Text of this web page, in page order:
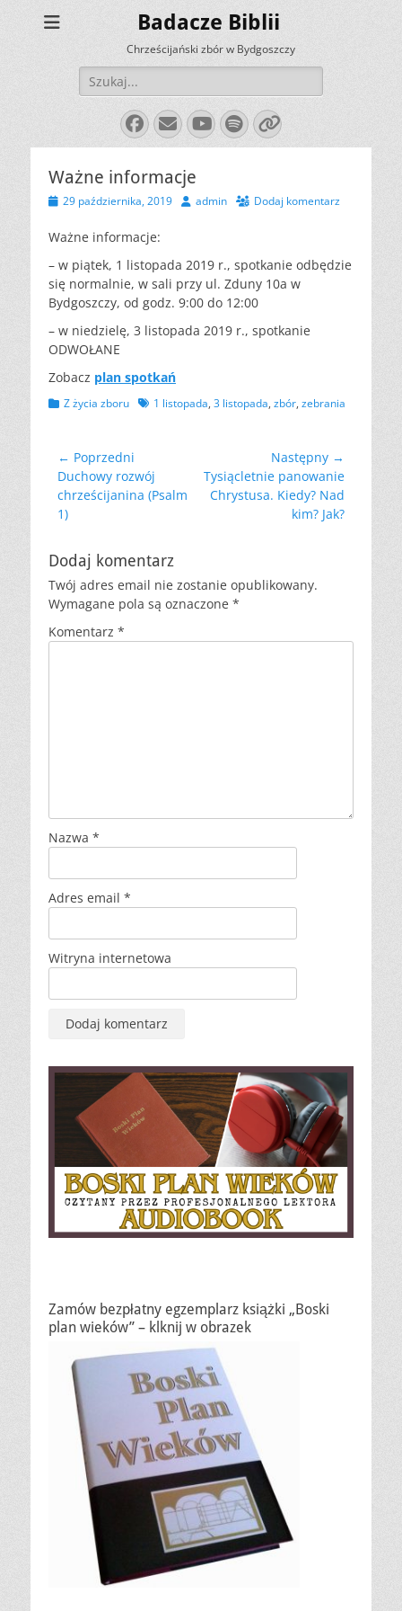
Badacze Biblii
Chrześcijański zbór w Bydgoszczy
Szukaj:
Facebook
E-
mail
YouTube
Spotify
Link
Ważne informacje
Opublikowano
29 października, 2019 Autoradmin Dodaj komentarz
Ważne informacje:
– w piątek, 1 listopada 2019 r., spotkanie odbędzie
się normalnie, w sali przy ul. Zduny 10a w
Bydgoszczy, od godz. 9:00 do 12:00
– w niedzielę, 3 listopada 2019 r., spotkanie
ODWOŁANE
Zobacz plan spotkań
Kategorii
Z życia zboru Tagów1 listopada, 3 listopada, zbór, zebrania
Nawigacja
wpisu
← Poprzedni
Poprzedni
wpis:
Duchowy rozwój
chrześcijanina (Psalm
1)
Następny →
Następny
wpis:
Tysiącletnie panowanie
Chrystusa. Kiedy? Nad
kim? Jak?
Dodaj komentarz
Twój adres email nie zostanie opublikowany.
Wymagane pola są oznaczone *
Komentarz *
Nazwa *
Adres email *
Witryna internetowa
Zamów bezpłatny egzemplarz książki „Boski
plan wieków” – klknij w obrazek